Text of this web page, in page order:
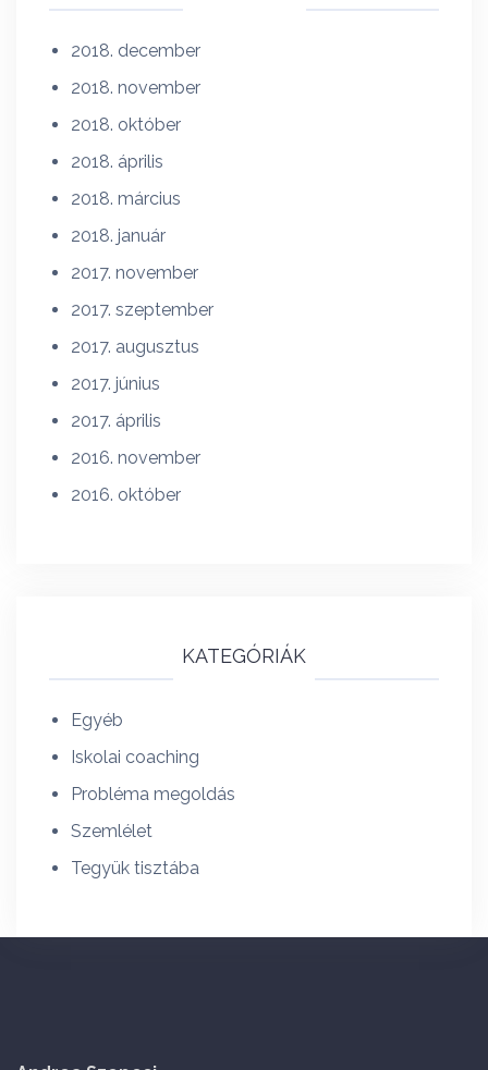
2018. december
2018. november
2018. október
2018. április
2018. március
2018. január
2017. november
2017. szeptember
2017. augusztus
2017. június
2017. április
2016. november
2016. október
KATEGÓRIÁK
Egyéb
Iskolai coaching
Probléma megoldás
Szemlélet
Tegyük tisztába